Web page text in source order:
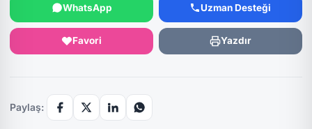
WhatsApp Uzman Desteği
Favori Yazdır
Paylaş: